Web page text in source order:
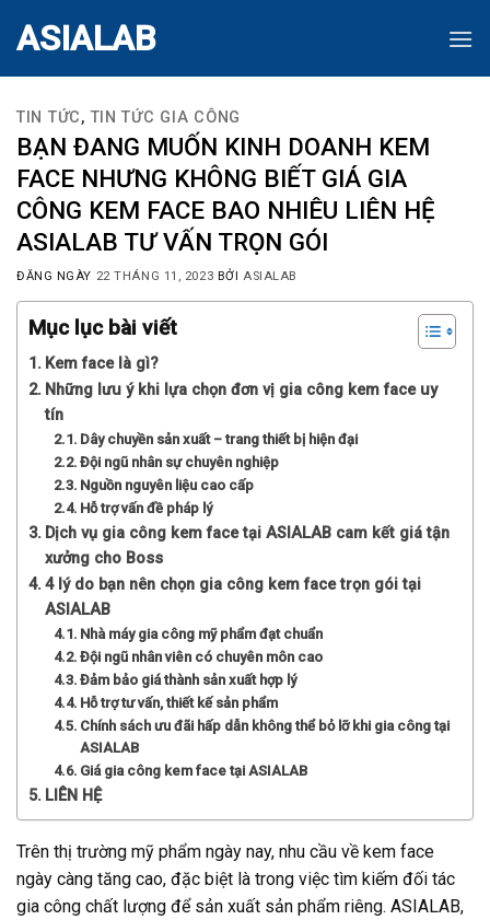
ASIALAB
TIN TỨC,TIN TỨC GIA CÔNG
BẠN ĐANG MUỐN KINH DOANH KEM
FACE NHƯNG KHÔNG BIẾT GIÁ GIA
CÔNG KEM FACE BAO NHIÊU LIÊN HỆ
ASIALAB TƯ VẤN TRỌN GÓI
ĐĂNG NGÀY 22 THÁNG 11, 2023 BỞI ASIALAB
Mục lục bài viết
Kem face là gì?
Những lưu ý khi lựa chọn đơn vị gia công kem face uy
tín
Dây chuyền sản xuất – trang thiết bị hiện đại
Đội ngũ nhân sự chuyên nghiệp
Nguồn nguyên liệu cao cấp
Hỗ trợ vấn đề pháp lý
Dịch vụ gia công kem face tại ASIALAB cam kết giá tận
xưởng cho Boss
4 lý do bạn nên chọn gia công kem face trọn gói tại
ASIALAB
Nhà máy gia công mỹ phẩm đạt chuẩn
Đội ngũ nhân viên có chuyên môn cao
Đảm bảo giá thành sản xuất hợp lý
Hỗ trợ tư vấn, thiết kế sản phẩm
Chính sách ưu đãi hấp dẫn không thể bỏ lỡ khi gia công tại
ASIALAB
Giá gia công kem face tại ASIALAB
LIÊN HỆ
Trên thị trường mỹ phẩm ngày nay, nhu cầu về kem face
ngày càng tăng cao, đặc biệt là trong việc tìm kiếm đối tác
gia công chất lượng để sản xuất sản phẩm riêng. ASIALAB,